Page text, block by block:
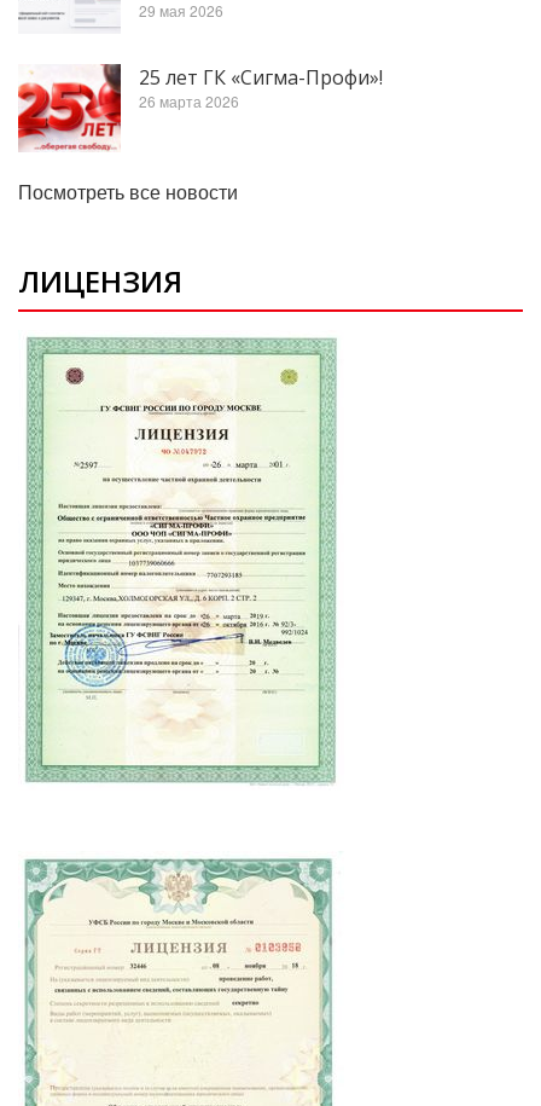
29 мая 2026
25 лет ГК «Сигма-Профи»!
26 марта 2026
Посмотреть все новости
ЛИЦЕНЗИЯ